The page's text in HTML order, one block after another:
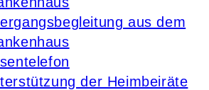
aus dem
der Heimbeiräte